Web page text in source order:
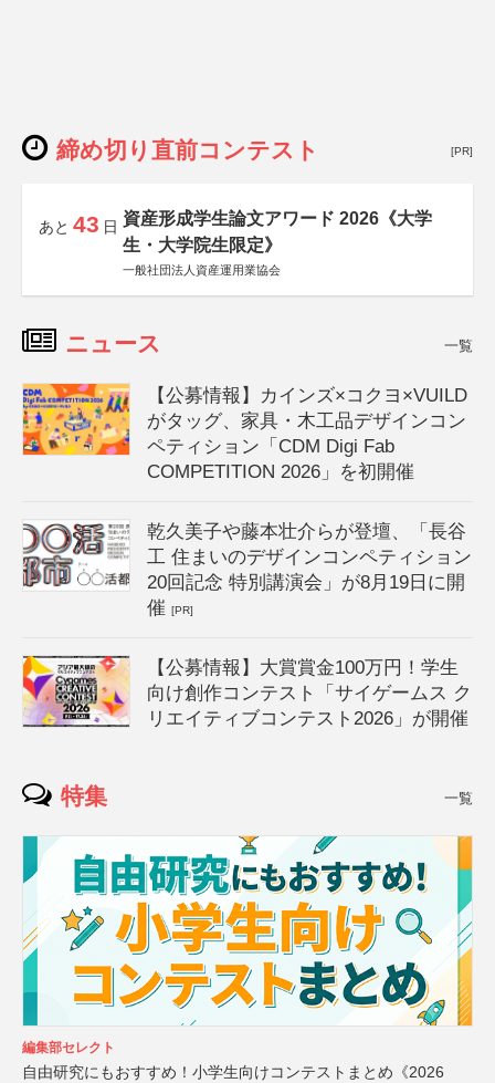
締め切り直前コンテスト [PR]
あと 43 日 資産形成学生論文アワード 2026《大学
生・大学院生限定》
一般社団法人資産運用業協会
ニュース 一覧
【公募情報】カインズ×コクヨ×VUILD
がタッグ、家具・木工品デザインコン
ペティション「CDM Digi Fab
COMPETITION 2026」を初開催
乾久美子や藤本壮介らが登壇、「長谷
工 住まいのデザインコンペティション
20回記念 特別講演会」が8月19日に開
催[PR]
【公募情報】大賞賞金100万円！学生
向け創作コンテスト「サイゲームス ク
リエイティブコンテスト2026」が開催
特集 一覧
編集部セレクト
自由研究にもおすすめ！小学生向けコンテストまとめ《2026